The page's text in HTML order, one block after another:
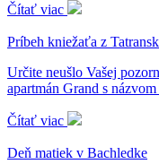
Čítať viac
Príbeh kniežaťa z
Určite neušlo Vašej
apartmán Grand s
Čítať viac
Deň matiek v Bachledke